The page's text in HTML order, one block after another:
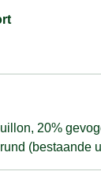
20%
(bestaande